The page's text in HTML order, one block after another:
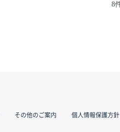
8
その他のご案内 個人情報保護方針